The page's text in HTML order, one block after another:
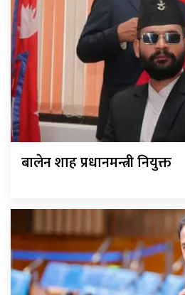
बालेन शाह प्रधानमन्त्री नियुक्त